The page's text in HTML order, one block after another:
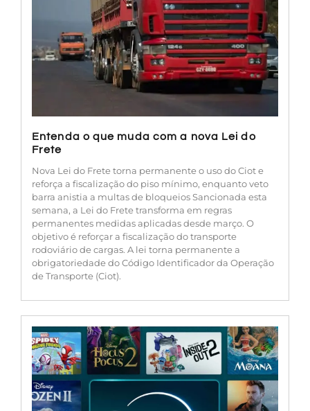
Entenda o que muda com a nova Lei do
Frete
Nova Lei do Frete torna permanente o uso do Ciot e
reforça a fiscalização do piso mínimo, enquanto veto
barra anistia a multas de bloqueios Sancionada esta
semana, a Lei do Frete transforma em regras
permanentes medidas aplicadas desde março. O
objetivo é reforçar a fiscalização do transporte
rodoviário de cargas. A lei torna permanente a
obrigatoriedade do Código Identificador da Operação
de Transporte (Ciot).